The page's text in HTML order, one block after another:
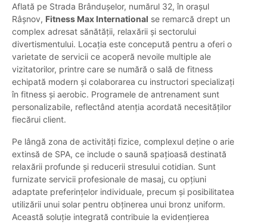
Aflată pe Strada Brândușelor, numărul 32, în orașul
Râșnov, Fitness Max International se remarcă drept un
complex adresat sănătății, relaxării și sectorului
divertismentului. Locația este concepută pentru a oferi o
varietate de servicii ce acoperă nevoile multiple ale
vizitatorilor, printre care se numără o sală de fitness
echipată modern și colaborarea cu instructori specializați
în fitness și aerobic. Programele de antrenament sunt
personalizabile, reflectând atenția acordată necesităților
fiecărui client.
Pe lângă zona de activități fizice, complexul deține o arie
extinsă de SPA, ce include o saună spațioasă destinată
relaxării profunde și reducerii stresului cotidian. Sunt
furnizate servicii profesionale de masaj, cu opțiuni
adaptate preferințelor individuale, precum și posibilitatea
utilizării unui solar pentru obținerea unui bronz uniform.
Această soluție integrată contribuie la evidențierea